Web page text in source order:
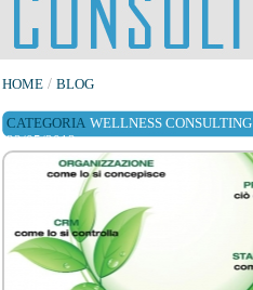
HOME / BLOG
CATEGORIA WELLNESS CONSULTING
22/05/2012